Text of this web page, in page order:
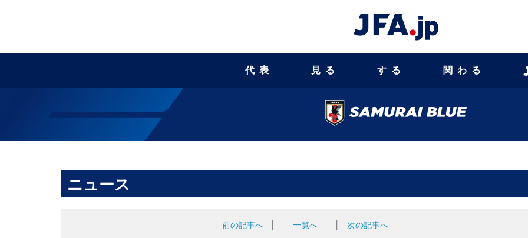
代表 見る する 関わる
ニュース
前の記事へ│ 一覧へ 次の記事へ